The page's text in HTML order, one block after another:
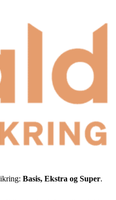
Basis, Ekstra og Super.